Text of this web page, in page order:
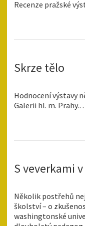
Recenze pražské
Skrze tělo
Hodnocení výstavy
Galerii hl. m.
S veverkami
Několik postřehů
školství – o
washingtonské